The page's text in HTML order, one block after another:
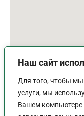
Наш сайт
Для того, чтобы
услуги, мы
Вашем компьютере